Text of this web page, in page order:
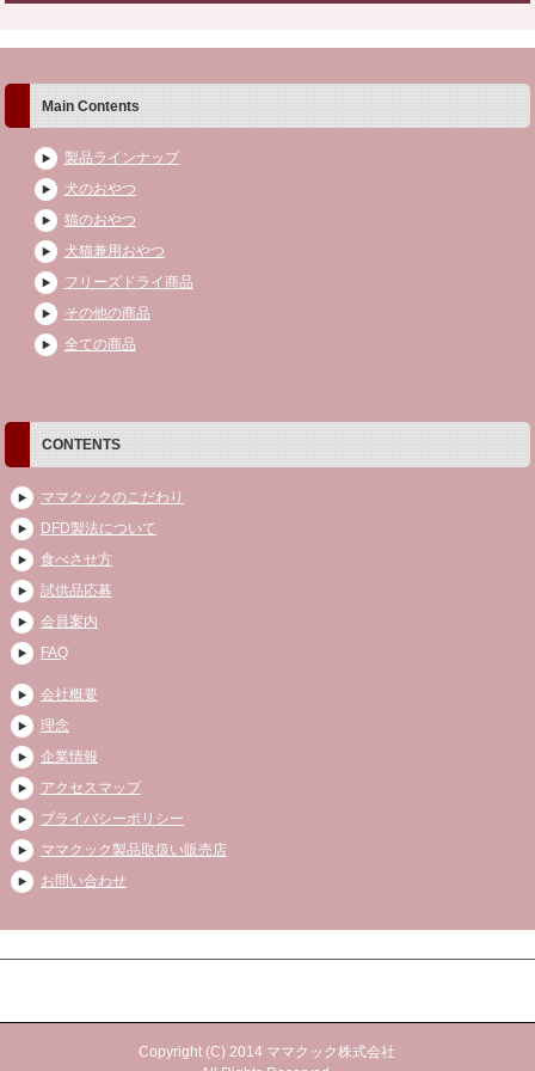
Main Contents
製品ラインナップ
犬のおやつ
猫のおやつ
犬猫兼用おやつ
フリーズドライ商品
その他の商品
全ての商品
CONTENTS
ママクックのこだわり
DFD製法について
食べさせ方
試供品応募
会員案内
FAQ
会社概要
理念
企業情報
アクセスマップ
プライバシーポリシー
ママクック製品取扱い販売店
お問い合わせ
Copyright (C) 2014 ママクック株式会社